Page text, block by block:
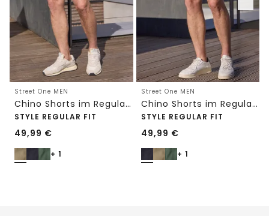
Street One MEN
Chino Shorts im Regular Fit mit Flexbund
STYLE REGULAR FIT
49,99 €
+ 1
Street One MEN
Chino Shorts im Regular Fit mit Flexbund
STYLE REGULAR FIT
49,99 €
+ 1